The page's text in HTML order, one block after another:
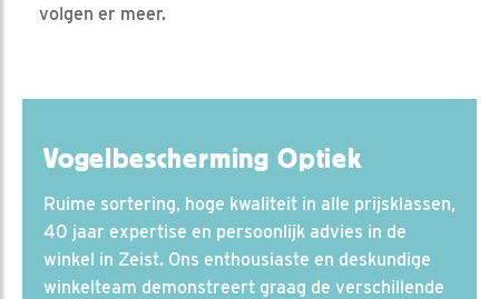
volgen er meer.
Vogelbescherming Optiek
Ruime sortering, hoge kwaliteit in alle prijsklassen,
40 jaar expertise en persoonlijk advies in de
winkel in Zeist. Ons enthousiaste en deskundige
winkelteam demonstreert graag de verschillende